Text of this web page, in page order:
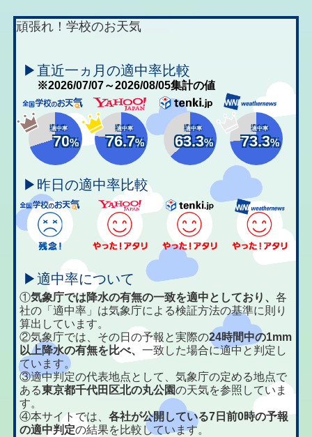
頑張れ！学校のお天気
▶直近一ヵ月の適中率比較
※2026/07/07～2026/08/05集計の値
適中率
70%
適中率
76.7%
適中率
63.3%
適中率
73.3%
▶昨日の適中率比較
▶適中率について
①気象庁では降水の有無の一致を適中としており、各
社の「適中率」は気象庁による検証方法の基準に則り
算出しています。
②気象庁では、その日の予報と実際の24時間中の1mm
以上降水の有無を比べ、一致した場合に適中と判定し
ています。
③適中判定の代表地点として、気象庁の定める地点で
ある東京都千代田区北の丸公園の天気を参照していま
す。
④本サイトでは、各社が公開している7日前0時の予報
の適中判定の結果を比較しています。